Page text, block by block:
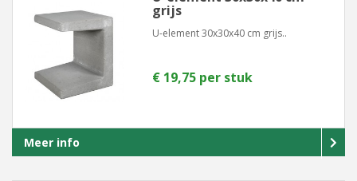
grijs
U-element 30x30x40 cm grijs..
€ 19,75 per stuk
Meer info